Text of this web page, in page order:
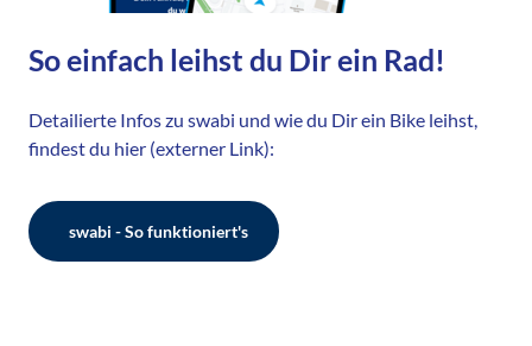
So einfach leihst du Dir ein Rad!
Detailierte Infos zu swabi und wie du Dir ein Bike leihst,
findest du hier (externer Link):
swabi - So funktioniert's